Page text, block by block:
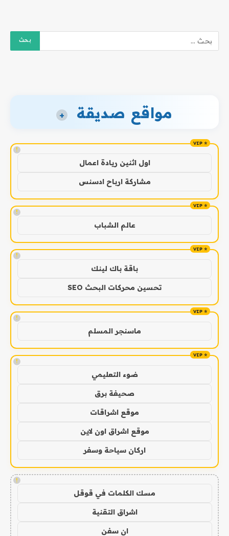
مواقع صديقة +
!
اول اثنين ريادة اعمال
مشاركة ارباح ادسنس
!
عالم الشباب
!
باقة باك لينك
تحسين محركات البحث SEO
!
ماسنجر المسلم
!
ضوء التعليمي
صحيفة برق
موقع اشراقات
موقع اشراق اون لاين
اركان سياحة وسفر
!
مسك الكلمات في قوقل
اشراق التقنية
ان سفن